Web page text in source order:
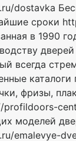
dostavka
сроки
в 1990
всегда
каталоги
фризы,
profildoors-
моделей
emalevye-